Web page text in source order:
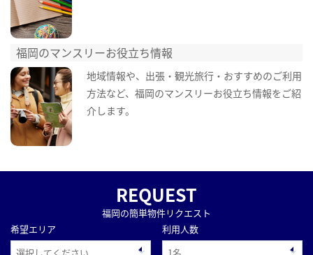
福岡のマンスリーお役立ち情報
地域情報や、出張・観光旅行・おすすめのご利用
方法など、福岡のマンスリーお役立ち情報をご紹
介します。
REQUEST
福岡の簡単物件リクエスト
希望エリア
利用人数